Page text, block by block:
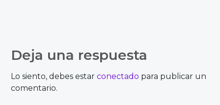
Deja una respuesta
Lo siento, debes estarconectado para publicar un
comentario.